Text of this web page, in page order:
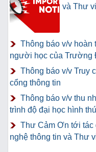
và Thư
Thông báo v/v
người học của Trường
Thông báo v/v Truy
cổng thông tin
Thông báo v/v thu
trình độ đại học hình
Thư Cảm Ơn tới tác
nghệ thông tin và Thư